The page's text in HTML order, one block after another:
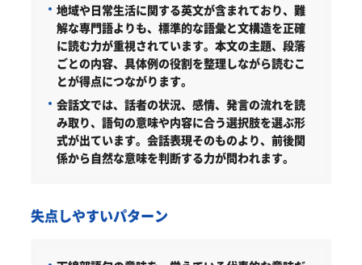
地域や日常生活に関する英文が含まれており、難
解な専門語よりも、標準的な語彙と文構造を正確
に読む力が重視されています。本文の主題、段落
ごとの内容、具体例の役割を整理しながら読むこ
とが得点につながります。
会話文では、話者の状況、感情、発言の流れを読
み取り、語句の意味や内容に合う選択肢を選ぶ形
式が出ています。会話表現そのものより、前後関
係から自然な意味を判断する力が問われます。
失点しやすいパターン